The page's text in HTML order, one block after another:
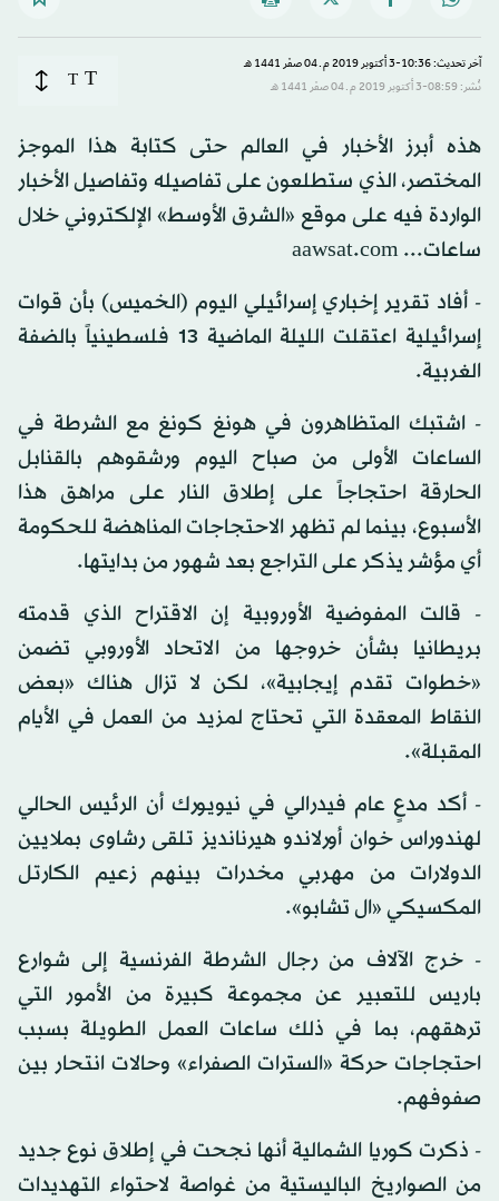
آخر تحديث: 10:36-3 أكتوبر 2019 م ـ 04 صفَر 1441 هـ
نُشر: 08:59-3 أكتوبر 2019 م ـ 04 صفَر 1441 هـ
T
T
هذه أبرز الأخبار في العالم حتى كتابة هذا الموجز
المختصر، الذي ستطلعون على تفاصيله وتفاصيل الأخبار
الواردة فيه على موقع «الشرق الأوسط» الإلكتروني خلال
ساعات... aawsat.com
- أفاد تقرير إخباري إسرائيلي اليوم (الخميس) بأن قوات
إسرائيلية اعتقلت الليلة الماضية 13 فلسطينياً بالضفة
الغربية.
- اشتبك المتظاهرون في هونغ كونغ مع الشرطة في
الساعات الأولى من صباح اليوم ورشقوهم بالقنابل
الحارقة احتجاجاً على إطلاق النار على مراهق هذا
الأسبوع، بينما لم تظهر الاحتجاجات المناهضة للحكومة
أي مؤشر يذكر على التراجع بعد شهور من بدايتها.
- قالت المفوضية الأوروبية إن الاقتراح الذي قدمته
بريطانيا بشأن خروجها من الاتحاد الأوروبي تضمن
«خطوات تقدم إيجابية»، لكن لا تزال هناك «بعض
النقاط المعقدة التي تحتاج لمزيد من العمل في الأيام
المقبلة».
- أكد مدعٍ عام فيدرالي في نيويورك أن الرئيس الحالي
لهندوراس خوان أورلاندو هيرنانديز تلقى رشاوى بملايين
الدولارات من مهربي مخدرات بينهم زعيم الكارتل
المكسيكي «ال تشابو».
- خرج الآلاف من رجال الشرطة الفرنسية إلى شوارع
باريس للتعبير عن مجموعة كبيرة من الأمور التي
ترهقهم، بما في ذلك ساعات العمل الطويلة بسبب
احتجاجات حركة «السترات الصفراء» وحالات انتحار بين
صفوفهم.
- ذكرت كوريا الشمالية أنها نجحت في إطلاق نوع جديد
من الصواريخ الباليستية من غواصة لاحتواء التهديدات